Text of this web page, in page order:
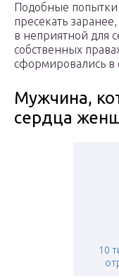
Подобные попытки
пресекать
в неприятной для
собственных
сформировались в
Мужчина,
сердца
10